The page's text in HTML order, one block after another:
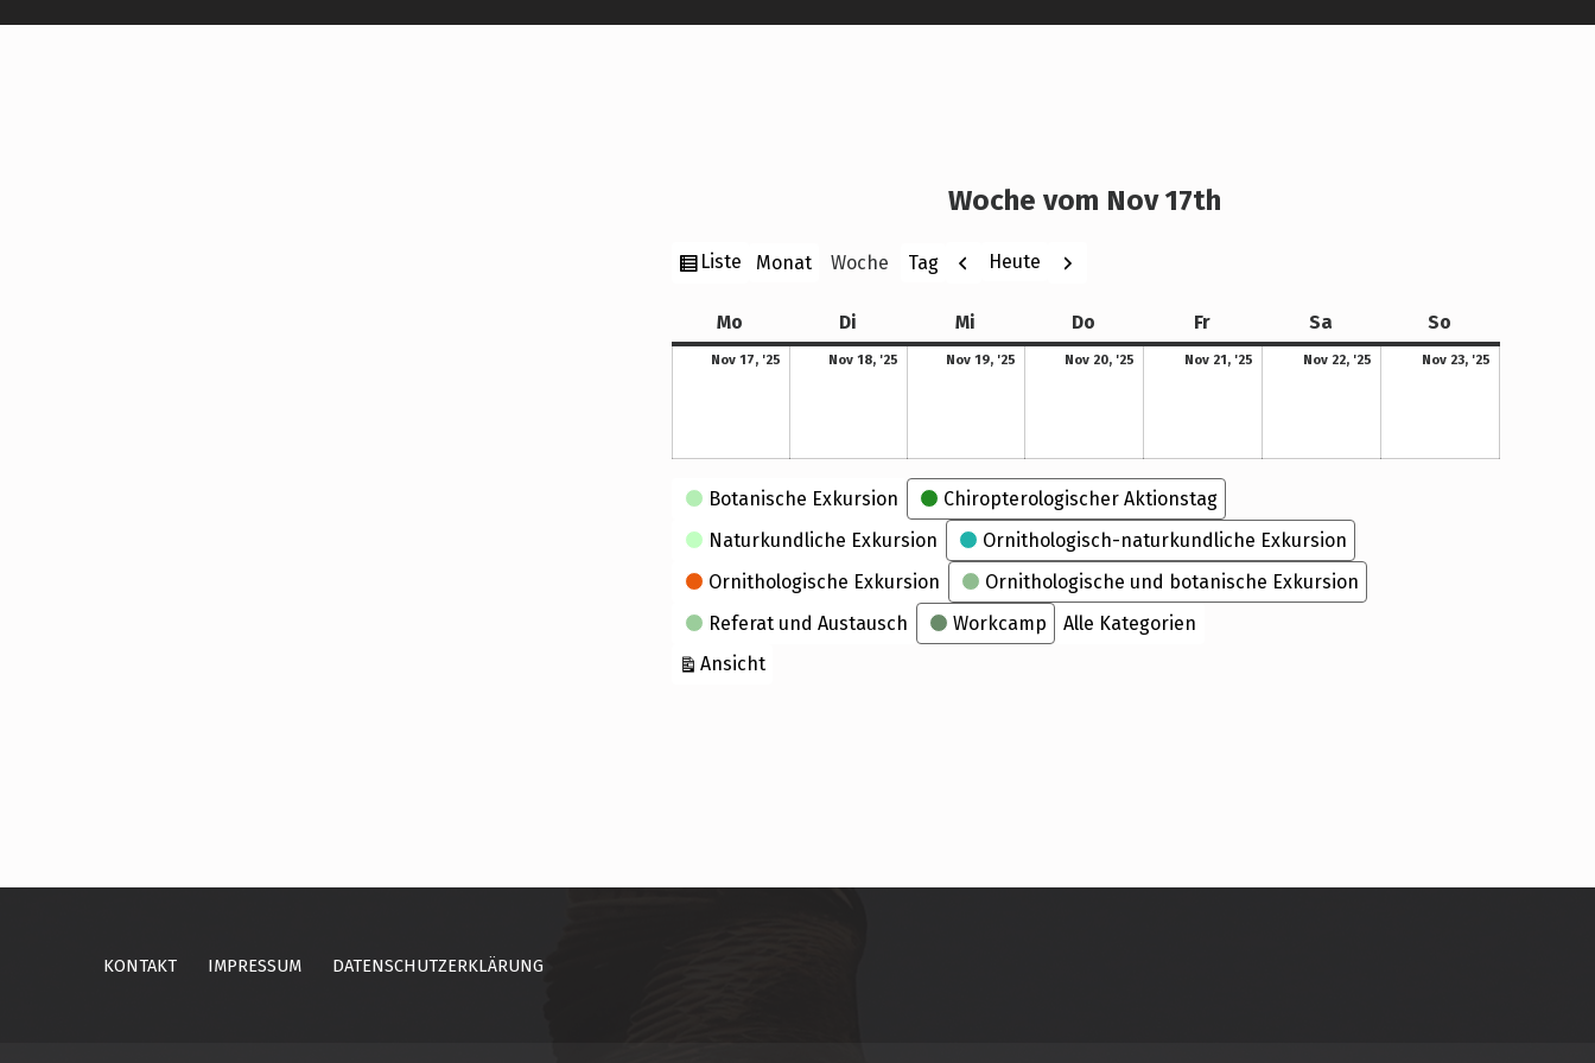
Woche vom Nov 17th
Ansicht
Liste Monat Woche Tag Zurück
Heute Weiter
Mo Di Mi Do Fr Sa So
Nov 17, '25
17. November 2025
Nov 18, '25
18. November 2025
Nov 19, '25
19. November 2025
Nov 20, '25
20. November 2025
Nov 21, '25
21. November 2025
Nov 22, '25
22. November 2025
Nov 23, '25
23. November 2025
Kategorien
Botanische Exkursion
Chiropterologischer Aktionstag
Naturkundliche Exkursion
Ornithologisch-naturkundliche Exkursion
Ornithologische Exkursion
Ornithologische und botanische Exkursion
Referat und Austausch
Workcamp
Alle Kategorien
Ansichtausdrucken
KONTAKT IMPRESSUM DATENSCHUTZERKLÄRUNG